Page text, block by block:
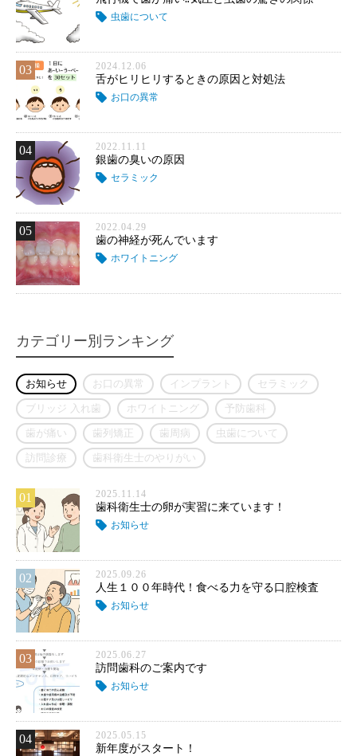
虫歯について
03 2024.12.06
舌がヒリヒリするときの原因と対処法
お口の異常
04 2022.11.11
銀歯の臭いの原因
セラミック
05 2022.04.29
歯の神経が死んでいます
ホワイトニング
カテゴリー別ランキング
お知らせ お口の異常 インプラント セラミック
ブリッジ 入れ歯 ホワイトニング 予防歯科
歯が痛い 歯列矯正 歯周病 虫歯について
訪問診療 歯科衛生士のやりがい
01 2025.11.14
歯科衛生士の卵が実習に来ています！
お知らせ
02 2025.09.26
人生１００年時代！食べる力を守る口腔検査
お知らせ
03 2025.06.27
訪問歯科のご案内です
お知らせ
04 2025.05.15
新年度がスタート！